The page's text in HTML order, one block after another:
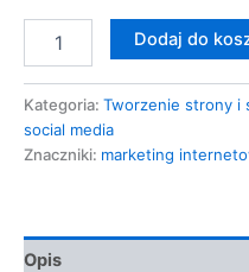
Dodaj do
Kategoria: Tworzenie strony i
social media
Znaczniki: marketing
Opis